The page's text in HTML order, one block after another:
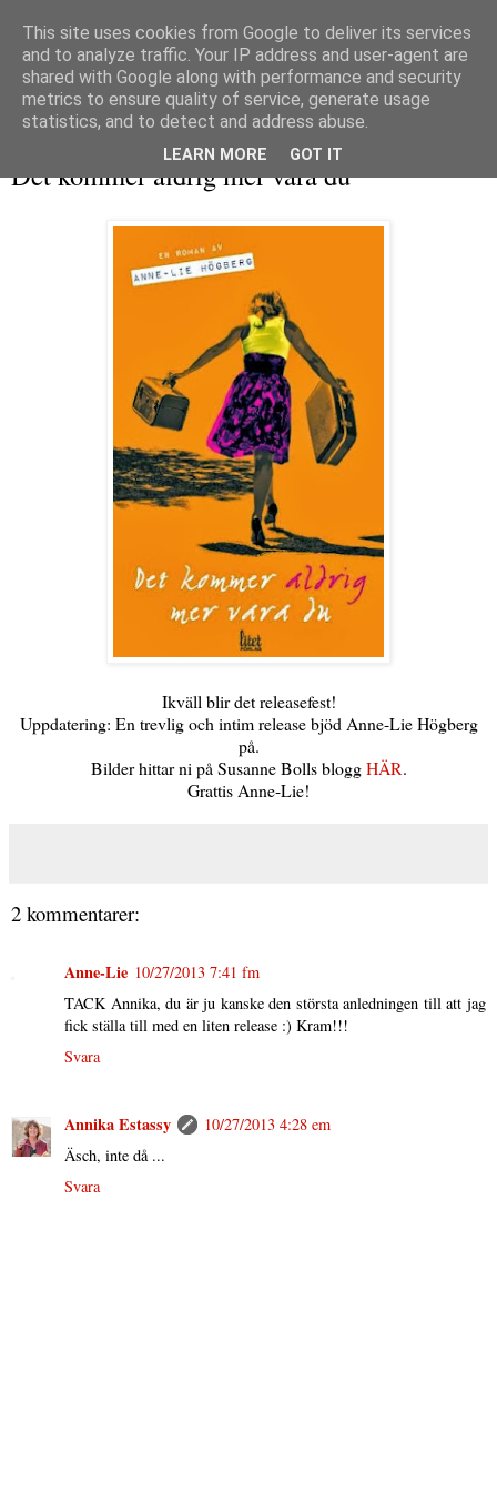
Det kommer aldrig mer vara du
Ikväll blir det releasefest!
Uppdatering: En trevlig och intim release bjöd Anne-Lie Högberg
på.
Bilder hittar ni på Susanne Bolls bloggHÄR.
Grattis Anne-Lie!
2 kommentarer:
Anne-Lie 10/27/2013 7:41 fm
TACK Annika, du är ju kanske den största anledningen till att jag
fick ställa till med en liten release :) Kram!!!
Svara
Annika Estassy
10/27/2013 4:28 em
Äsch, inte då ...
Svara
This site uses cookies from Google to deliver its services
and to analyze traffic. Your IP address and user-agent are
shared with Google along with performance and security
metrics to ensure quality of service, generate usage
statistics, and to detect and address abuse.
LEARN MORE GOT IT